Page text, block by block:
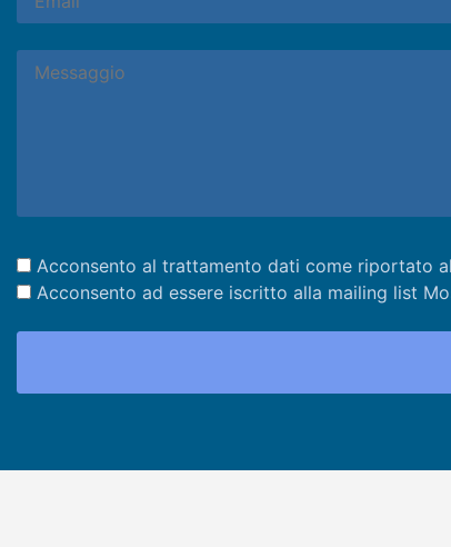
Acconsento al trattamento dati come riportato
Acconsento ad essere iscritto alla mailing list